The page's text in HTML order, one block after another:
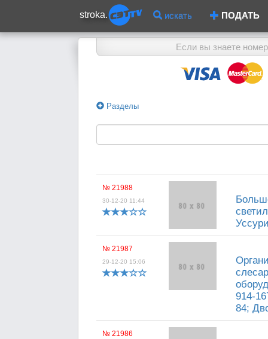
stroka. искать ПОДАТЬ
Если вы знаете
Разделы
№ 21988
30-12-20 11:44
№ 21987
29-12-20 15:06
914-
84;
№ 21986